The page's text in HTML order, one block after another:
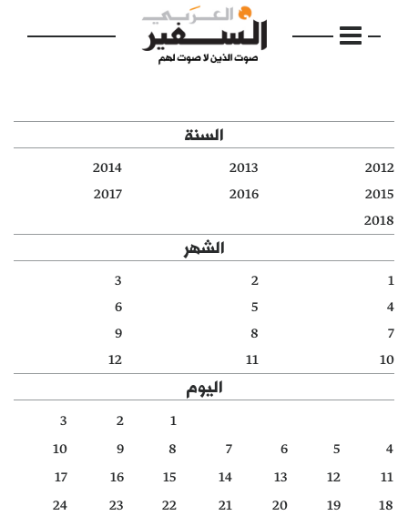
الرئيسية
مواضيع
دفاتر
الأرشيف
السنة
2012
2013
2014
2015
2016
2017
2018
الشهر
1
2
3
4
5
6
7
8
9
10
11
12
اليوم
1
2
3
4
5
6
7
8
9
10
11
12
13
14
15
16
17
18
19
20
21
22
23
24